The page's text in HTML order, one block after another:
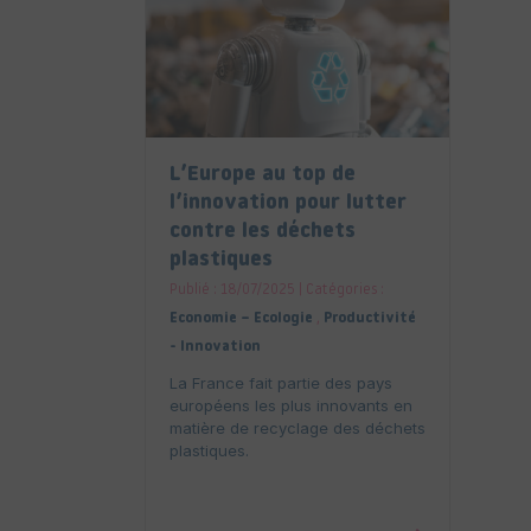
L’Europe au top de
l’innovation pour lutter
contre les déchets
plastiques
Publié : 18/07/2025 | Catégories :
Economie – Ecologie , Productivité
- Innovation
La France fait partie des pays
européens les plus innovants en
matière de recyclage des déchets
plastiques.